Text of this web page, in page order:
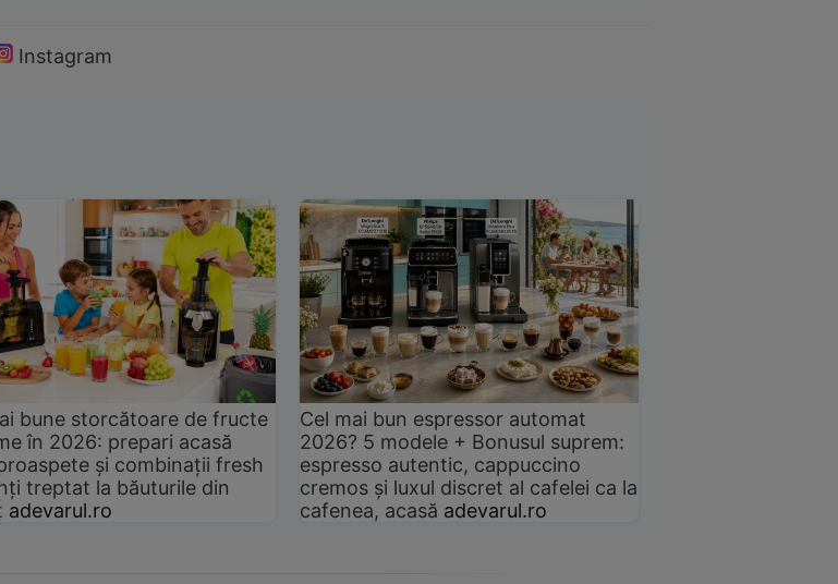
Instagram
bune storcătoare de fructe
în 2026: prepari acasă
și combinații fresh
treptat la băuturile din
adevarul.ro
Cel mai bun espressor automat
2026? 5 modele + Bonusul suprem:
espresso autentic, cappuccino
cremos și luxul discret al cafelei ca la
cafenea, acasă adevarul.ro